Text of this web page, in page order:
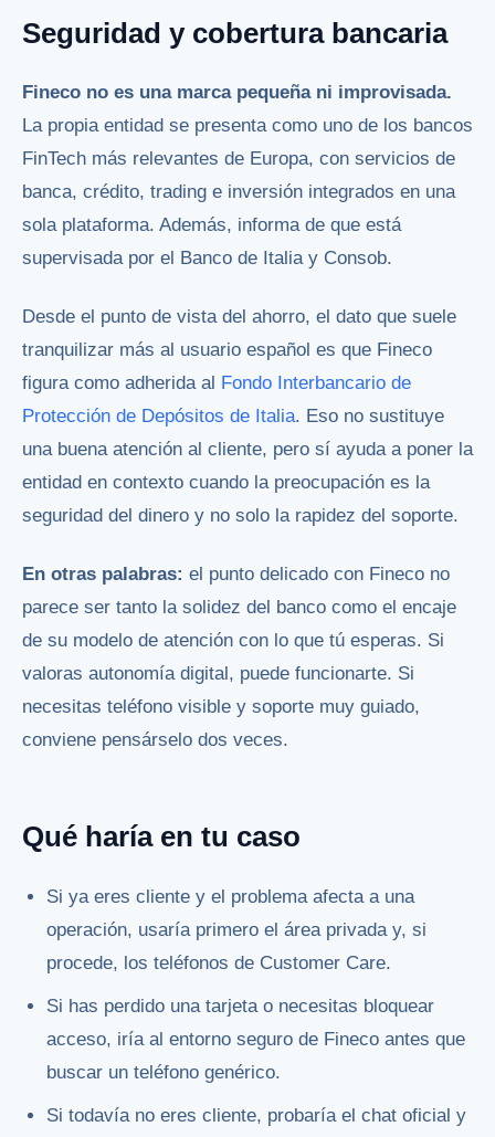
Seguridad y cobertura bancaria
Fineco no es una marca pequeña ni improvisada.
La propia entidad se presenta como uno de los bancos
FinTech más relevantes de Europa, con servicios de
banca, crédito, trading e inversión integrados en una
sola plataforma. Además, informa de que está
supervisada por el Banco de Italia y Consob.
Desde el punto de vista del ahorro, el dato que suele
tranquilizar más al usuario español es que Fineco
figura como adherida al Fondo Interbancario de
Protección de Depósitos de Italia. Eso no sustituye
una buena atención al cliente, pero sí ayuda a poner la
entidad en contexto cuando la preocupación es la
seguridad del dinero y no solo la rapidez del soporte.
En otras palabras: el punto delicado con Fineco no
parece ser tanto la solidez del banco como el encaje
de su modelo de atención con lo que tú esperas. Si
valoras autonomía digital, puede funcionarte. Si
necesitas teléfono visible y soporte muy guiado,
conviene pensárselo dos veces.
Qué haría en tu caso
Si ya eres cliente y el problema afecta a una
operación, usaría primero el área privada y, si
procede, los teléfonos de Customer Care.
Si has perdido una tarjeta o necesitas bloquear
acceso, iría al entorno seguro de Fineco antes que
buscar un teléfono genérico.
Si todavía no eres cliente, probaría el chat oficial y